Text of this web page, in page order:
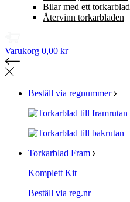
Bilar med ett torkarblad
Återvinn torkarbladen
Varukorg 0,00 kr
Beställ via regnummer
Torkarblad Fram
Komplett Kit
Beställ via reg.nr